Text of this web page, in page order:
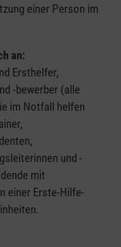
einer Person im
an:
Ersthelfer,
-bewerber (alle
im Notfall helfen
und -
mit
einer Erste-Hilfe-